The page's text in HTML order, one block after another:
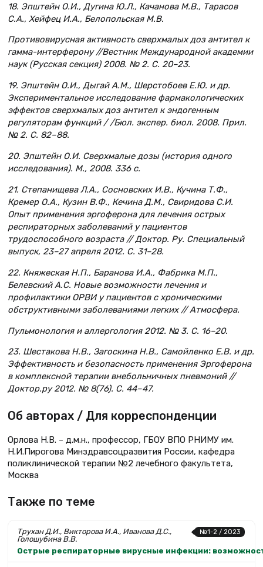
18. Эпштейн О.И., Дугина Ю.Л., Качанова М.В., Тарасов
С.А., Хейфец И.А., Белопольская М.В.
Противовирусная активность сверхмалых доз антител к
гамма-интерферону //Вестник Международной академии
наук (Русская секция) 2008. № 2. С. 20–23.
19. Эпштейн О.И., Дыгай А.М., Шерстобоев Е.Ю. и др.
Экспериментальное исследование фармакологических
эффектов сверхмалых доз антител к эндогенным
регуляторам функций / /Бюл. экспер. биол. 2008. Прил.
№ 2. С. 82–88.
20. Эпштейн О.И. Сверхмалые дозы (история одного
исследования). М., 2008. 336 с.
21. Степанищева Л.А., Сосновских И.В., Кучина Т.Ф.,
Кремер О.А., Кузин В.Ф., Кечина Д.М., Свиридова С.И.
Опыт применения эргоферона для лечения острых
респираторных заболеваний у пациентов
трудоспособного возраста // Доктор. Ру. Специальный
выпуск, 23–27 апреля 2012. С. 31–28.
22. Княжеская Н.П., Баранова И.А., Фабрика М.П.,
Белевский А.С. Новые возможности лечения и
профилактики ОРВИ у пациентов с хроническими
обструктивными заболеваниями легких // Атмосфера.
Пульмонология и аллергология 2012. № 3. С. 16–20.
23. Шестакова Н.В., Загоскина Н.В., Самойленко Е.В. и др.
Эффективность и безопасность применения Эргоферона
в комплексной терапии внебольничных пневмоний //
Доктор.ру 2012. № 8(76). С. 44–47.
Об авторах / Для корреспонденции
Орлова Н.В. – д.м.н., профессор, ГБОУ ВПО РНИМУ им.
Н.И.Пирогова Минздравсоцразвития России, кафедра
поликлинической терапии №2 лечебного факультета,
Москва
Также по теме
№1-2 / 2023
Трухан Д.И., Викторова И.А., Иванова Д.С.,
Голошубина В.В.
Острые респираторные вирусные инфекции: